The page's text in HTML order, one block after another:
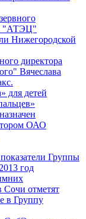
"АТЭЦ"
Нижегородской
директора
Вячеслава
для детей
ОАО
Группы
год
отметят
в Группу